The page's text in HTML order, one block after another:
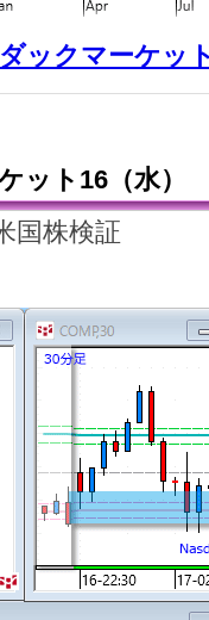
ックマーケッ
ット16（水）
国株検証